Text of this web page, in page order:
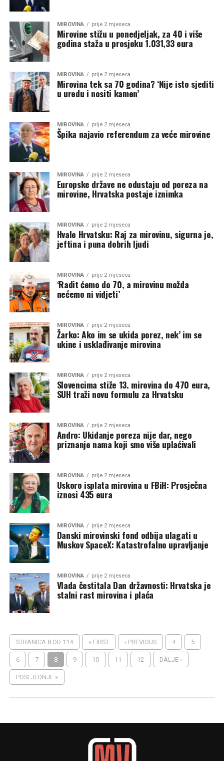
MIROVINA prije 2 mjeseca
Mirovine stižu u ponedjeljak, za 40 i više
godina staža u prosjeku 1.031,33 eura
MIROVINA prije 2 mjeseca
Mirovina tek sa 70 godina? ‘Nije isto sjediti
u uredu i nositi kamen’
MIROVINA prije 2 mjeseca
Špika najavio referendum za veće mirovine
MIROVINA prije 2 mjeseca
Europske države ne odustaju od poreza na
mirovine, Hrvatska postaje iznimka
MIROVINA prije 2 mjeseca
Hvale Hrvatsku: Raj za mirovinu, sigurna je,
jeftina i puna dobrih ljudi
MIROVINA prije 2 mjeseca
‘Radit ćemo do 70, a mirovinu možda
nećemo ni vidjeti’
MIROVINA prije 2 mjeseca
Žarko: Ako im se ukida porez, nek’ im se
ukine i usklađivanje mirovina
MIROVINA prije 2 mjeseca
Slovencima stiže 13. mirovina do 470 eura,
SUH traži novu formulu za Hrvatsku
MIROVINA prije 2 mjeseca
Andro: Ukidanje poreza nije dar, nego
priznanje nama koji smo više uplaćivali
MIROVINA prije 2 mjeseca
Uskoro isplata mirovina u FBiH: Prosječna
iznosi 435 eura
MIROVINA prije 2 mjeseca
Danski mirovinski fond odbija ulagati u
Muskov SpaceX: Katastrofalno upravljanje
MIROVINA prije 2 mjeseca
Vlada čestitala Dan državnosti: Hrvatska je
stalni rast mirovina i plaća
STRANICA 8 OD 114 « FIRST ‹ PREVIOUS 4 5
6 7 8 9 10 11 12 DALJE ›
POSLJEDNJE »